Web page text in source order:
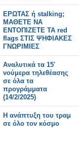
ΕΡΩΤΑΣ ή stalking;
ΜΑΘΕΤΕ ΝΑ
ΕΝΤΟΠΙΖΕΤΕ ΤΑ red
flags ΣΤΙΣ ΨΗΦΙΑΚΕΣ
ΓΝΩΡΙΜΙΕΣ
Αναλυτικά τα 15'
νούμερα τηλεθέασης
σε όλα τα
προγράμματα
(14/2/2025)
Η ανάπτυξη του τραμ
σε όλο τον κόσμο